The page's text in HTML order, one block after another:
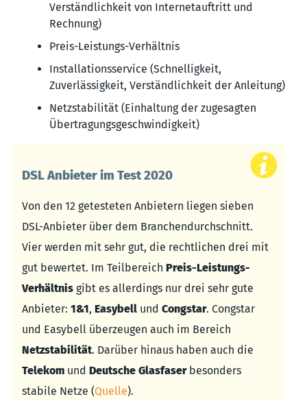
Verständlichkeit von Internetauftritt und
Rechnung)
Preis-Leistungs-Verhältnis
Installationsservice (Schnelligkeit,
Zuverlässigkeit, Verständlichkeit der Anleitung)
Netzstabilität (Einhaltung der zugesagten
Übertragungsgeschwindigkeit)
DSL Anbieter im Test 2020
Von den 12 getesteten Anbietern liegen sieben
DSL-Anbieter über dem Branchendurchschnitt.
Vier werden mit sehr gut, die rechtlichen drei mit
gut bewertet. Im Teilbereich Preis-Leistungs-
Verhältnis gibt es allerdings nur drei sehr gute
Anbieter: 1&1, Easybell und Congstar. Congstar
und Easybell überzeugen auch im Bereich
Netzstabilität. Darüber hinaus haben auch die
Telekom und Deutsche Glasfaserbesonders
stabile Netze (Quelle).